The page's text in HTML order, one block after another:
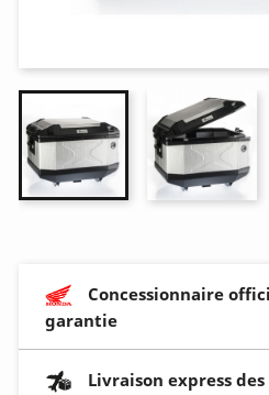
Concessionnaire
garantie
Livraison express